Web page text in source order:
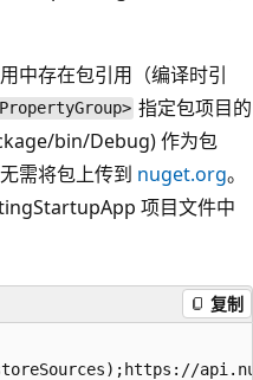
中存在包引用（编译时引
指定包项目的
bin/Debug) 作为包
需将包上传到 nuget.org。
项目文件中
复制